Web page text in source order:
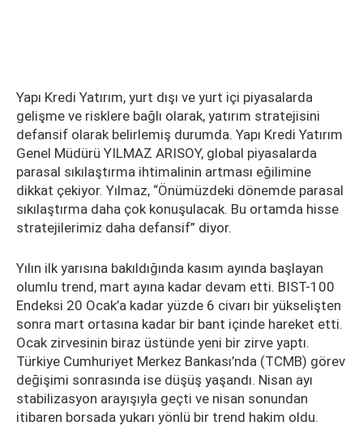
Yapı Kredi Yatırım, yurt dışı ve yurt içi piyasalarda
gelişme ve risklere bağlı olarak, yatırım stratejisini
defansif olarak belirlemiş durumda. Yapı Kredi Yatırım
Genel Müdürü YILMAZ ARISOY, global piyasalarda
parasal sıkılaştırma ihtimalinin artması eğilimine
dikkat çekiyor. Yılmaz, “Önümüzdeki dönemde parasal
sıkılaştırma daha çok konuşulacak. Bu ortamda hisse
stratejilerimiz daha defansif” diyor.
Yılın ilk yarısına bakıldığında kasım ayında başlayan
olumlu trend, mart ayına kadar devam etti. BIST-100
Endeksi 20 Ocak’a kadar yüzde 6 civarı bir yükselişten
sonra mart ortasına kadar bir bant içinde hareket etti.
Ocak zirvesinin biraz üstünde yeni bir zirve yaptı.
Türkiye Cumhuriyet Merkez Bankası’nda (TCMB) görev
değişimi sonrasında ise düşüş yaşandı. Nisan ayı
stabilizasyon arayışıyla geçti ve nisan sonundan
itibaren borsada yukarı yönlü bir trend hakim oldu.